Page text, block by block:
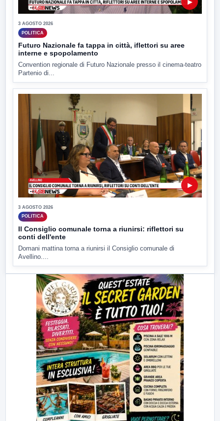
▶
3 AGOSTO 2026
POLITICA
Futuro Nazionale fa tappa in città, iflettori su aree
interne e spopolamento
Convention regionale di Futuro Nazionale presso il cinema-teatro
Partenio di...
▶
3 AGOSTO 2026
POLITICA
Il Consiglio comunale torna a riunirsi: riflettori su
conti dell'ente
Domani mattina torna a riunirsi il Consiglio comunale di
Avellino....